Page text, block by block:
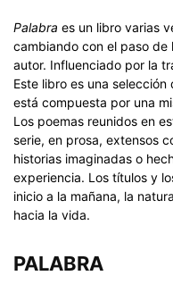
Palabra es un libro varias
cambiando con el paso de
autor. Influenciado por la
Este libro es una
está compuesta por una
Los poemas reunidos en
serie, en prosa, extensos
historias imaginadas o
experiencia. Los títulos y
inicio a la mañana, la
hacia la vida.
PALABRA